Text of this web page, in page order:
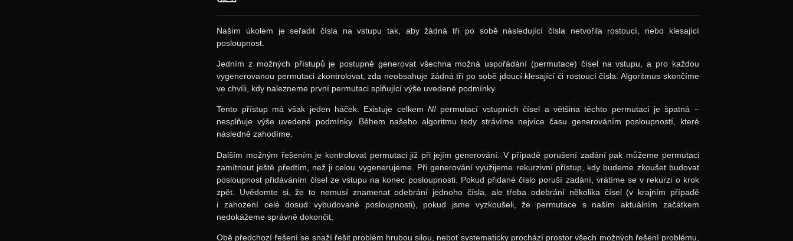
Naším úkolem je seřadit čísla na vstupu tak, aby žádná tři po sobě následující čísla netvořila rostoucí, nebo klesající
posloupnost.
Jedním z možných přístupů je postupně generovat všechna možná uspořádání (permutace) čísel na vstupu, a pro každou
vygenerovanou permutaci zkontrolovat, zda neobsahuje žádná tři po sobě jdoucí klesající či rostoucí čísla. Algoritmus skončíme
ve chvíli, kdy nalezneme první permutaci splňující výše uvedené podmínky.
Tento přístup má však jeden háček. Existuje celkemN! permutací vstupních čísel a většina těchto permutací je špatná –
nesplňuje výše uvedené podmínky. Během našeho algoritmu tedy strávíme nejvíce času generováním posloupností, které
následně zahodíme.
Dalším možným řešením je kontrolovat permutaci již při jejím generování. V případě porušení zadání pak můžeme permutaci
zamítnout ještě předtím, než ji celou vygenerujeme. Při generování využijeme rekurzivní přístup, kdy budeme zkoušet budovat
posloupnost přidáváním čísel ze vstupu na konec posloupnosti. Pokud přidané číslo poruší zadání, vrátíme se v rekurzi o krok
zpět. Uvědomte si, že to nemusí znamenat odebrání jednoho čísla, ale třeba odebrání několika čísel (v krajním případě
i zahození celé dosud vybudované posloupnosti), pokud jsme vyzkoušeli, že permutace s naším aktuálním začátkem
nedokážeme správně dokončit.
Obě předchozí řešení se snaží řešit problém hrubou silou, neboť systematicky prochází prostor všech možných řešení problému,